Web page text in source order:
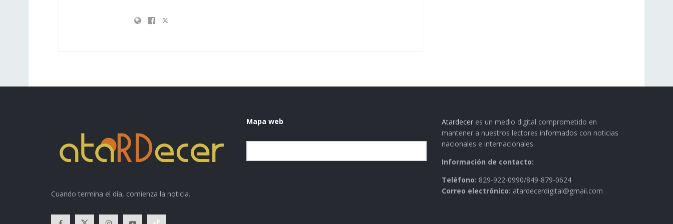
Cuando termina el día, comienza la noticia.
Mapa web Atardecer es un medio digital comprometido en
mantener a nuestros lectores informados con noticias
nacionales e internacionales.
Información de contacto:
Teléfono: 829-922-0990/849-879-0624
Correo electrónico: atardecerdigital@gmail.com